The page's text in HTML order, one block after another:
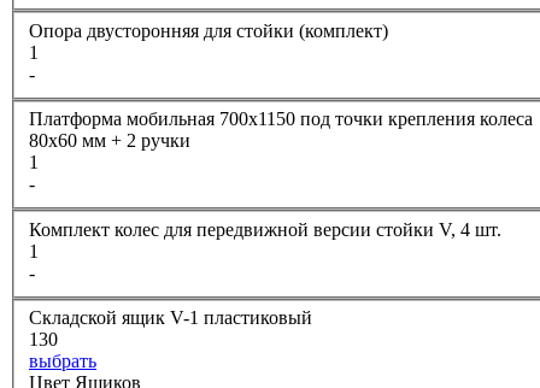
Опора двусторонняя для стойки (комплект)
1
-
Платформа мобильная 700х1150 под точки крепления колеса
80х60 мм + 2 ручки
1
-
Комплект колес для передвижной версии стойки V, 4 шт.
1
-
Складской ящик V-1 пластиковый
130
выбрать
Цвет Ящиков